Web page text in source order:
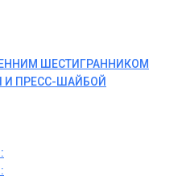
ШЕСТИГРАННИКОМ
И ПРЕСС-ШАЙБОЙ